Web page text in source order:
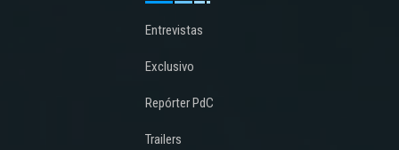
Entrevistas
Exclusivo
Repórter PdC
Trailers